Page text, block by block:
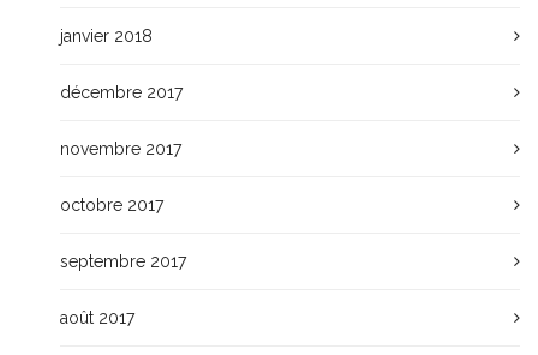
janvier 2018
décembre 2017
novembre 2017
octobre 2017
septembre 2017
août 2017